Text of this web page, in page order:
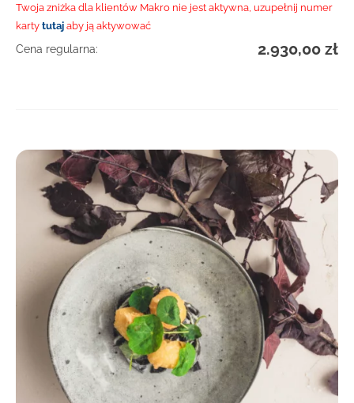
Twoja zniżka dla klientów Makro nie jest aktywna, uzupełnij numer
karty tutaj aby ją aktywować
Cena regularna: 2.930,00 zł
DOWIEDZ SIĘ WIĘCEJ